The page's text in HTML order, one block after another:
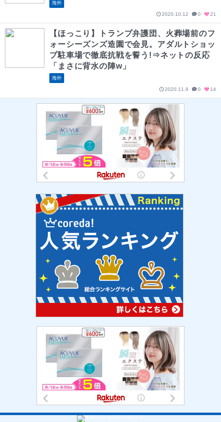
海外
2020.10.12 0 21
【ほっこり】トランプ弁護団、火葬場前のフ
ォーシーズンズ造園で会見。アダルトショッ
プ駐車場で徹底抗戦を誓う!⇒ネットの反応
「まさに背水の陣w」
海外
2020.11.9 0 14